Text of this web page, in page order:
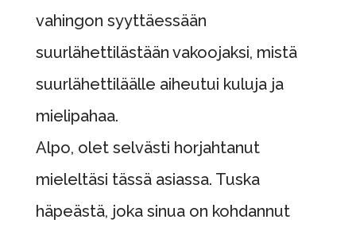
vahingon syyttäessään
suurlähettilästään vakoojaksi, mistä
suurlähettiläälle aiheutui kuluja ja
mielipahaa.
Alpo, olet selvästi horjahtanut
mieleltäsi tässä asiassa. Tuska
häpeästä, joka sinua on kohdannut